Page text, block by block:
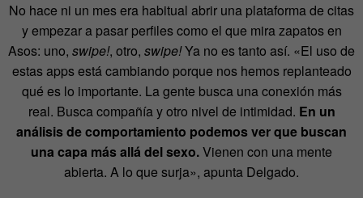
No hace ni un mes era habitual abrir una plataforma de citas
y empezar a pasar perfiles como el que mira zapatos en
Asos: uno, swipe!, otro, swipe!Ya no es tanto así. «El uso de
estas apps está cambiando porque nos hemos replanteado
qué es lo importante. La gente busca una conexión más
real. Busca compañía y otro nivel de intimidad. En un
análisis de comportamiento podemos ver que buscan
una capa más allá del sexo.Vienen con una mente
abierta. A lo que surja», apunta Delgado.